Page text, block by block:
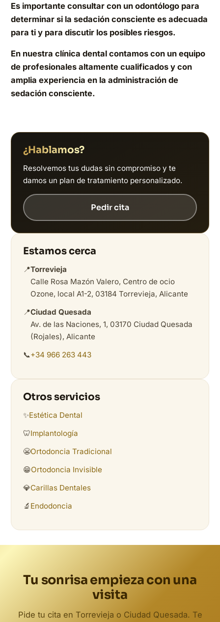
Es importante consultar con un odontólogo para
determinar si la sedación consciente es adecuada
para ti y para discutir los posibles riesgos.
En nuestra clínica dental contamos con un equipo
de profesionales altamente cualificados y con
amplia experiencia en la administración de
sedación consciente.
¿Hablamos?
Resolvemos tus dudas sin compromiso y te
damos un plan de tratamiento personalizado.
Pedir cita
Estamos cerca
📍Torrevieja
Calle Rosa Mazón Valero, Centro de ocio
Ozone, local A1-2, 03184 Torrevieja, Alicante
📍Ciudad Quesada
Av. de las Naciones, 1, 03170 Ciudad Quesada
(Rojales), Alicante
📞+34 966 263 443
Otros servicios
✨Estética Dental
🦷Implantología
😬Ortodoncia Tradicional
😁Ortodoncia Invisible
💎Carillas Dentales
🔬 Endodoncia
Tu sonrisa empieza con una
visita
Pide tu cita en Torrevieja o Ciudad Quesada. Te